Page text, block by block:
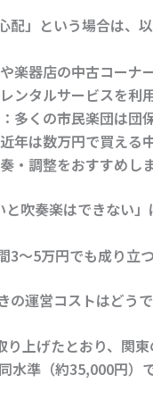
配」という場合は、
や楽器店の中古コー
レンタルサービスを
：多くの市民楽団は
近年は数万円で買え
・調整をおすすめし
と吹奏楽はできない
〜5万円でも成り立
の運営コストはどう
り上げたとおり、関
水準（約35,000円）